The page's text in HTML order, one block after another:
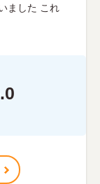
ました これ